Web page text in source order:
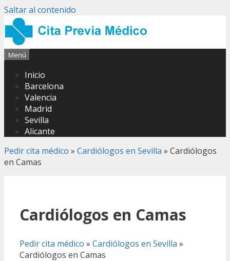
Saltar al contenido
Menú
Inicio
Barcelona
Valencia
Madrid
Sevilla
Alicante
Pedir cita médico » Cardiólogos en Sevilla » Cardiólogos
en Camas
Cardiólogos en Camas
Pedir cita médico » Cardiólogos en Sevilla »
Cardiólogos en Camas